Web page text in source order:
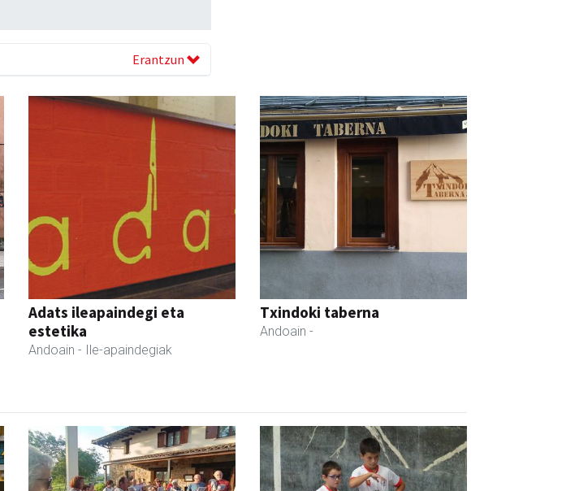
Erantzun
Adats ileapaindegi eta
estetika
Andoain - Ile-apaindegiak
Txindoki taberna
Andoain -